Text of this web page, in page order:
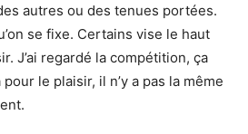
autres ou des tenues portées.
se fixe. Certains vise le haut
J’ai regardé la compétition, ça
pour le plaisir, il n’y a pas la même